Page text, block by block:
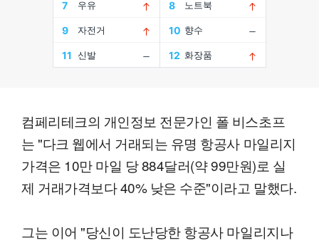
컴페리테크의 개인정보 전문가인 폴 비스초프
는 "다크 웹에서 거래되는 유명 항공사 마일리지
가격은 10만 마일 당 884달러(약 99만원)로 실
제 거래가격보다 40% 낮은 수준"이라고 말했다.
그는 이어 "당신이 도난당한 항공사 마일리지나